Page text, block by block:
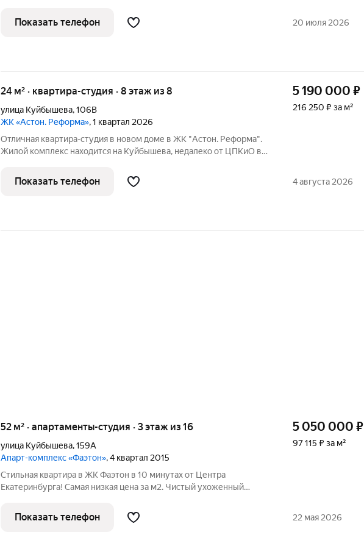
Студия с 2 окнами, большой санузел . Окна во двор . Без
обременений Ждём на
Показать телефон 20 июля 2026
24 м² · квартира-студия · 8 этаж из 8
улица Куйбышева,106В
ЖК «Астон. Реформа», 1 квартал 2026
Отличная квартира-студия в новом доме в ЖК "Астон. Реформа".
Жилой комплекс находится на Куйбышева, недалеко от ЦПКиО в
р-н Шарташский рынок. Приватный двор, дизайнерский холл,
колясочная,
5 190 000 ₽
216 250 ₽ за м²
Показать телефон 4 августа 2026
52 м² · апартаменты-студия · 3 этаж из 16
улица Куйбышева,159А
Апарт-комплекс «Фаэтон», 4 квартал 2015
Стильная квартира в ЖК Фаэтон в 10 минутах от Центра
Екатеринбурга! Самая низкая цена за м2. Чистый ухоженный
формате заезжай живи. В ванной комнате стены и пол полностью
в кафель. Всегда есть
5 050 000 ₽
97 115 ₽ за м²
Показать телефон 22 мая 2026